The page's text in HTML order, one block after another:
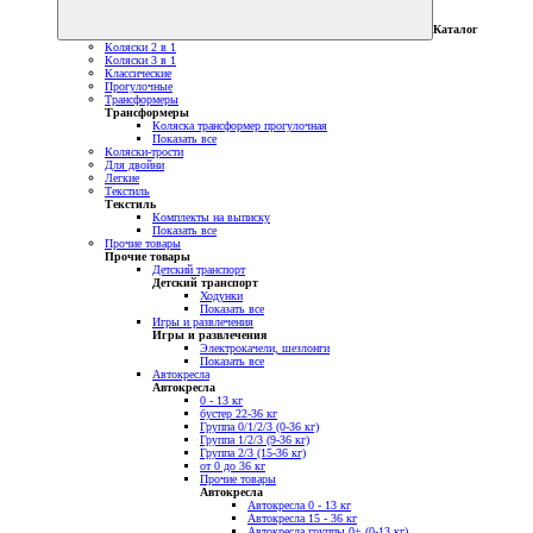
Каталог
Коляски 2 в 1
Коляски 3 в 1
Классические
Прогулочные
Трансформеры
Трансформеры
Коляска трансформер прогулочная
Показать все
Коляски-трости
Для двойни
Легкие
Текстиль
Текстиль
Комплекты на выписку
Показать все
Прочие товары
Прочие товары
Детский транспорт
Детский транспорт
Ходунки
Показать все
Игры и развлечения
Игры и развлечения
Электрокачели, шезлонги
Показать все
Автокресла
Автокресла
0 - 13 кг
бустер 22-36 кг
Группа 0/1/2/3 (0-36 кг)
Группа 1/2/3 (9-36 кг)
Группа 2/3 (15-36 кг)
от 0 до 36 кг
Прочие товары
Автокресла
Автокресла 0 - 13 кг
Автокресла 15 - 36 кг